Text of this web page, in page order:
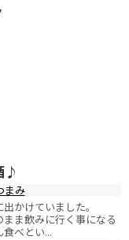
♪
まみ
かけていました。
まま飲みに行く事になる
べとい...